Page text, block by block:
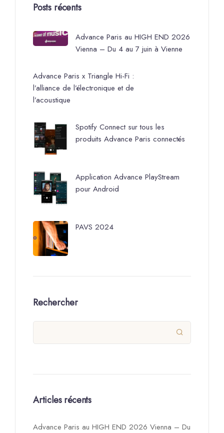
Posts récents
Advance Paris au HIGH END 2026
Vienna – Du 4 au 7 juin à Vienne
Advance Paris x Triangle Hi-Fi :
l’alliance de l’électronique et de
l’acoustique
Spotify Connect sur tous les
produits Advance Paris connectés
Application Advance PlayStream
pour Android
PAVS 2024
Rechercher

Articles récents
Advance Paris au HIGH END 2026 Vienna – Du